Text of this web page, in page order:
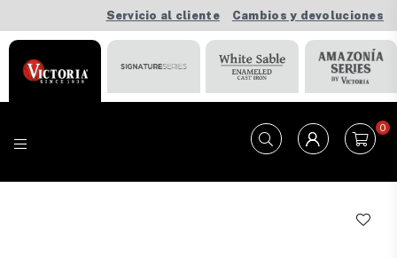
Servicio al cliente Cambios y devoluciones
0